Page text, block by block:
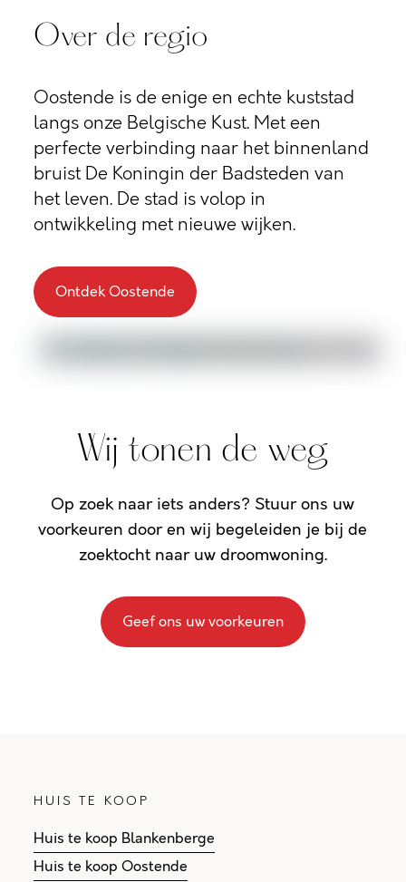
Over de regio
Oostende is de enige en echte kuststad
langs onze Belgische Kust. Met een
perfecte verbinding naar het binnenland
bruist De Koningin der Badsteden van
het leven. De stad is volop in
ontwikkeling met nieuwe wijken.
Ontdek Oostende
Wij tonen de weg
Op zoek naar iets anders? Stuur ons uw
voorkeuren door en wij begeleiden je bij de
zoektocht naar uw droomwoning.
Geef ons uw voorkeuren
HUIS TE KOOP
Huis te koop Blankenberge
Huis te koop Oostende